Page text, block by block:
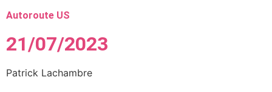
Autoroute US
21/07/2023
Patrick Lachambre